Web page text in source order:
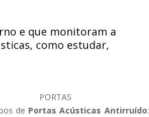
e que monitoram a
como estudar,
PORTAS
de Portas Acústicas Antirruído: